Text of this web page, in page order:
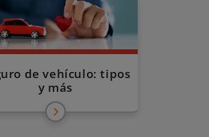
de vehículo: tipos
y más